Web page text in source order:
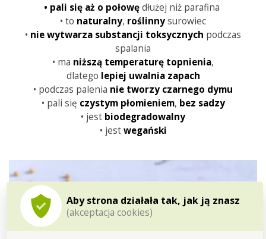
Aby strona działała tak, jak ją znasz
(akceptacja cookies)
• pali się aż o połowędłużej niż parafina
• to naturalny, roślinnysurowiec
• nie wytwarza substancji toksycznych podczas
spalania
• ma niższą temperaturę topnienia,
dlatego lepiej uwalnia zapach
• podczas palenia nie tworzy czarnego dymu
• pali się czystym płomieniem, bez sadzy
• jest biodegradowalny
• jestwegański